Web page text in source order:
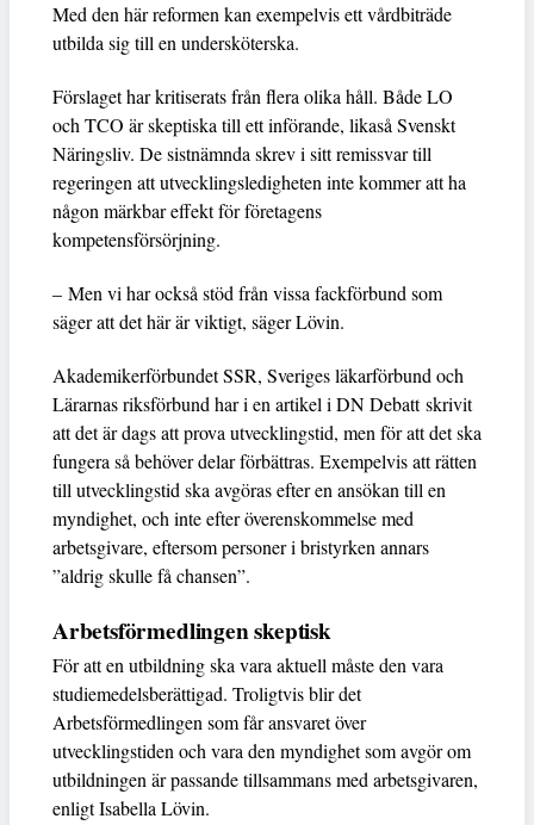
Med den här reformen kan exempelvis ett vårdbiträde
utbilda sig till en undersköterska.
Förslaget har kritiserats från flera olika håll. Både LO
och TCO är skeptiska till ett införande, likaså Svenskt
Näringsliv. De sistnämnda skrev i sitt remissvar till
regeringen att utvecklingsledigheten inte kommer att ha
någon märkbar effekt för företagens
kompetensförsörjning.
– Men vi har också stöd från vissa fackförbund som
säger att det här är viktigt, säger Lövin.
Akademikerförbundet SSR, Sveriges läkarförbund och
Lärarnas riksförbund har i en artikel i DN Debatt skrivit
att det är dags att prova utvecklingstid, men för att det ska
fungera så behöver delar förbättras. Exempelvis att rätten
till utvecklingstid ska avgöras efter en ansökan till en
myndighet, och inte efter överenskommelse med
arbetsgivare, eftersom personer i bristyrken annars
”aldrig skulle få chansen”.
Arbetsförmedlingen skeptisk
För att en utbildning ska vara aktuell måste den vara
studiemedelsberättigad. Troligtvis blir det
Arbetsförmedlingen som får ansvaret över
utvecklingstiden och vara den myndighet som avgör om
utbildningen är passande tillsammans med arbetsgivaren,
enligt Isabella Lövin.